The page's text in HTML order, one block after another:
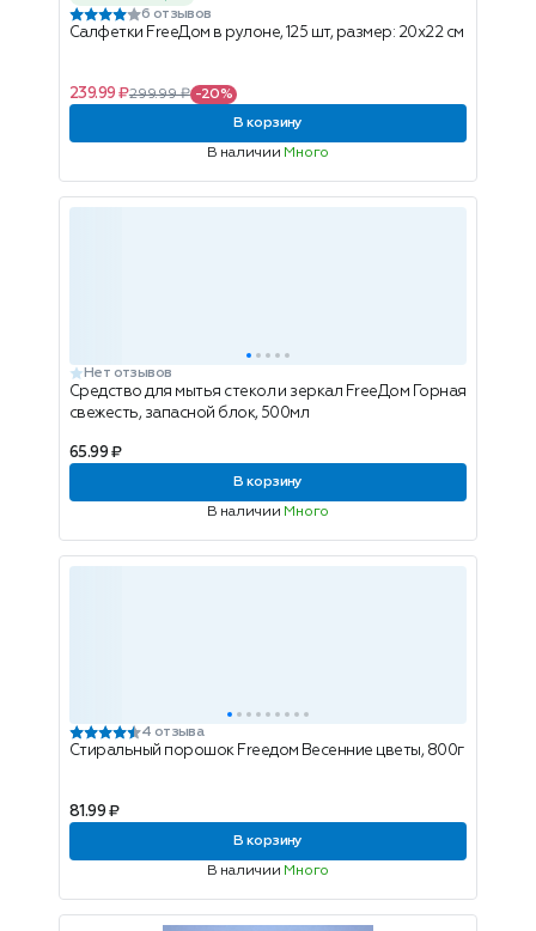
6 отзывов
Салфетки FreeДом в рулоне, 125 шт, размер: 20х22 см
239.99 ₽299.99 ₽ -20%
В корзину
В наличии Много
Нет отзывов
Средство для мытья стекол и зеркал FreeДом Горная
свежесть, запасной блок, 500мл
65.99 ₽
В корзину
В наличии Много
4 отзыва
Стиральный порошок Freeдом Весенние цветы, 800г
81.99 ₽
В корзину
В наличии Много